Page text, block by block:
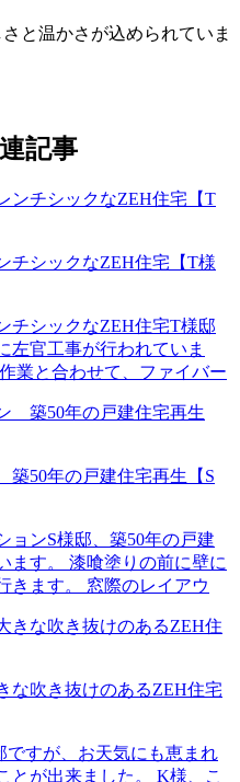
と温かさが込められていま
記事
シックなZEH住宅【T様
チシックなZEH住宅T様邸
左官工事が行われていま
業と合わせて、ファイバー
50年の戸建住宅再生【S
ョンS様邸、築50年の戸建
ます。 漆喰塗りの前に壁に
きます。 窓際のレイアウ
吹き抜けのあるZEH住宅
すが、お天気にも恵まれ
とが出来ました。 K様、こ